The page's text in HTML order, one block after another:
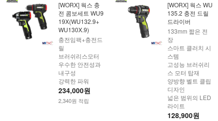
[WORX] 웍스 충
전 콤보세트 WU9
19X(WU132.9+
WU130X.9)
충전임팩+충전드
릴
브러쉬리스모터
우수한 안전성과
내구성
강력한 파워
234,000원
2,340원 적립
[WORX] 웍스 WU
135.2 충전 드릴
드라이버
133mm 짧은 전
장
스마트 클러치 시
스템
고성능 브러쉬리
스 모터 탑재
양방향 벨트 클립
디자인
넓은 범위의 LED
라이트
128,900원